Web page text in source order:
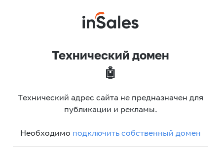
Технический домен
🤖
Технический адрес сайта не предназначен для
публикации и рекламы.
Необходимо подключить собственный домен